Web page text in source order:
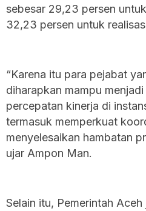
sebesar 29,23 persen
32,23 persen untuk
‎“Karena itu para pejabat
diharapkan mampu
percepatan kinerja di
termasuk memperkuat
menyelesaikan hambatan
ujar Ampon Man.
‎Selain itu, Pemerintah